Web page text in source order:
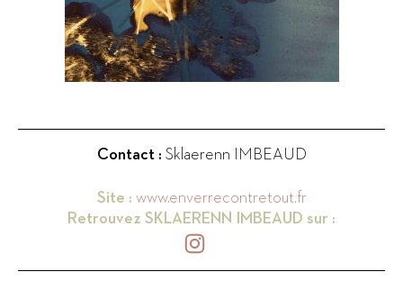
Contact : Sklaerenn IMBEAUD
Site : www.enverrecontretout.fr
Retrouvez SKLAERENN IMBEAUD sur :